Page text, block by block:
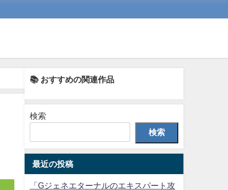
📚 おすすめの関連作品
検索
検索
最近の投稿
「Gジェネエターナルのエキスパート攻